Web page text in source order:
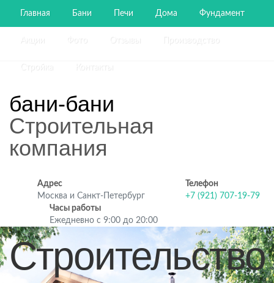
Главная Бани Печи Дома Фундамент
бани-бани
Строительная
компания
Адрес
Москва и Санкт-Петербург
Телефон
+7 (921) 707-19-79
Часы работы
Ежедневно с 9:00 до 20:00
Строительство